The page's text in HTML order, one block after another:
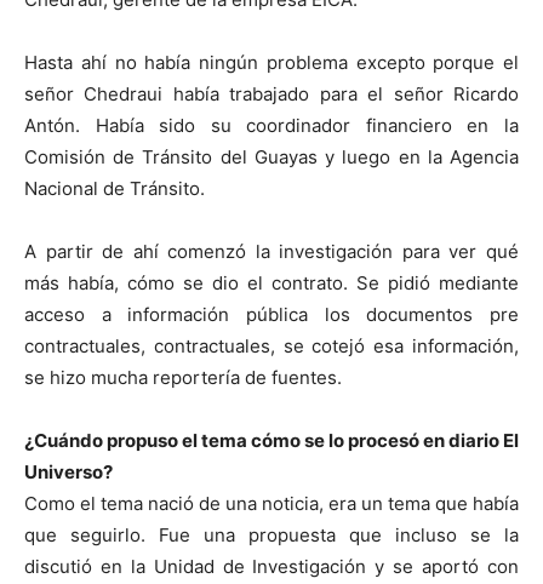
Hasta ahí no había ningún problema excepto porque el
señor Chedraui había trabajado para el señor Ricardo
Antón. Había sido su coordinador financiero en la
Comisión de Tránsito del Guayas y luego en la Agencia
Nacional de Tránsito.
A partir de ahí comenzó la investigación para ver qué
más había, cómo se dio el contrato. Se pidió mediante
acceso a información pública los documentos pre
contractuales, contractuales, se cotejó esa información,
se hizo mucha reportería de fuentes.
¿Cuándo propuso el tema cómo se lo procesó en diario El
Universo?
Como el tema nació de una noticia, era un tema que había
que seguirlo. Fue una propuesta que incluso se la
discutió en la Unidad de Investigación y se aportó con